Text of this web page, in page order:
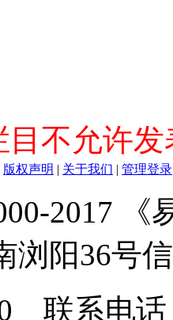
不允许
版权声明 | 关于我们 | 管理登录
2017 《
浏阳36号
联系电